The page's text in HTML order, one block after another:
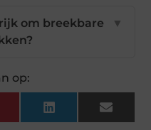
om breekbare
▼
op:
LinkedIn Email